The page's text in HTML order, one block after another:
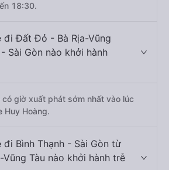
18:30.
đi Đất Đỏ - Bà Rịa-Vũng
Sài Gòn nào khởi hành
có giờ xuất phát sớm nhất vào lúc
Huy Hoàng.
đi Bình Thạnh - Sài Gòn từ
Tàu nào khởi hành trễ